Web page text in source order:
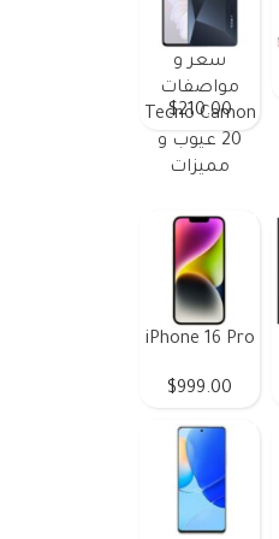
سعر و
مواصفات
Tecno Camon
20 عيوب و
مميزات
$210.00
iPhone 16 Pro
$999.00